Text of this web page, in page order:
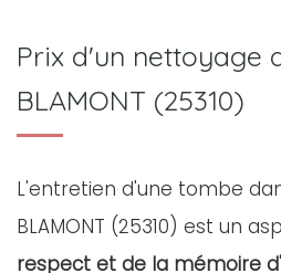
Prix d'un nettoyage
BLAMONT (25310)
L'entretien d'une tombe
BLAMONT (25310) est un
respect et de la mémoire